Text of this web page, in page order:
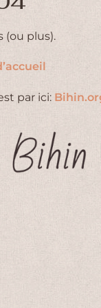
(ou plus).
par ici: